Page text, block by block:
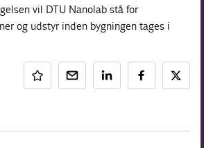
vil DTU Nanolab stå for
og udstyr inden bygningen tages i